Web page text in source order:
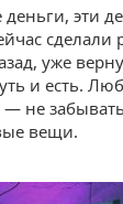
эти
уже
и есть.
не
вещи.